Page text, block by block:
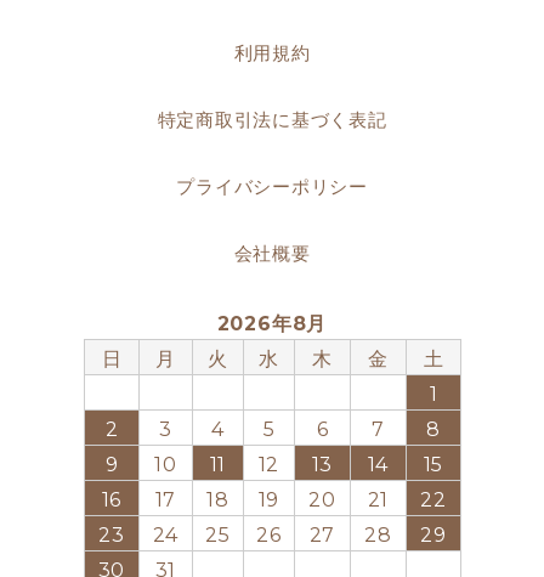
利用規約
特定商取引法に基づく表記
プライバシーポリシー
会社概要
2026年8月
日
月 火 水 木 金
土
1
2
3 4 5 6 7
8
9
10 11 12 13 14
15
16
17 18 19 20 21
22
23
24 25 26 27 28
29
30
31